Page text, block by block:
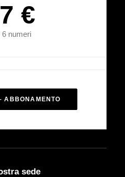
€
6 numeri
ABBONAMENTO
sede